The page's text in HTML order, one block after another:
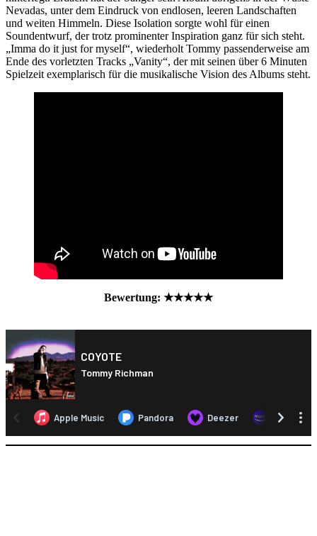
Nevadas, unter dem Eindruck von endlosen, leeren Landschaften
und weiten Himmeln. Diese Isolation sorgte wohl für einen
Soundentwurf, der trotz prominenter Inspiration ganz für sich steht.
„Imma do it just for myself“, wiederholt Tommy passenderweise am
Ende des vorletzten Tracks „Vanity“, der mit seinen über 6 Minuten
Spielzeit exemplarisch für die musikalische Vision des Albums steht.
Bewertung: ★★★★★